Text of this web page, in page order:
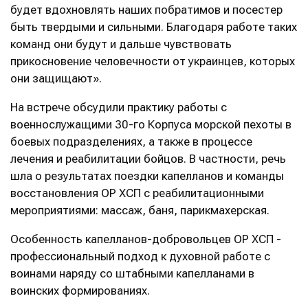
будет вдохновлять наших побратимов и посестер
быть твердыми и сильными. Благодаря работе таких
команд они будут и дальше чувствовать
прикосновение человечности от украинцев, которых
они защищают».
На встрече обсудили практику работы с
военнослужащими 30-го Корпуса морской пехоты в
боевых подразделениях, а также в процессе
лечения и реабилитации бойцов. В частности, речь
шла о результатах поездки капелланов и команды
восстановления ОР ХСП с реабилитационными
мероприятиями: массаж, баня, парикмахерская.
Особенность капелланов-добровольцев ОР ХСП -
профессиональный подход к духовной работе с
воинами наряду со штабными капелланами в
воинских формированиях.